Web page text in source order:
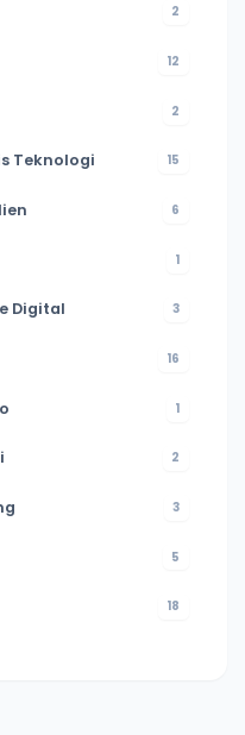
2
12
2
Teknologi 15
6
1
Digital 3
16
1
2
3
5
18